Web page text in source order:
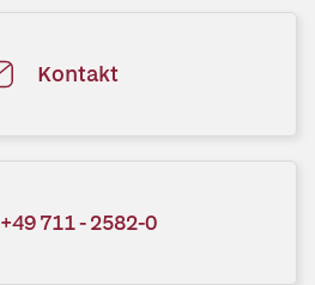
Kontakt
+49 711 - 2582-0